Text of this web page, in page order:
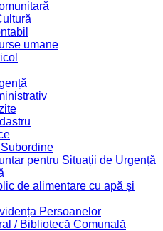
umane
pentru Situații de Urgență
de alimentare cu apă și
Persoanelor
/ Bibliotecă Comunală